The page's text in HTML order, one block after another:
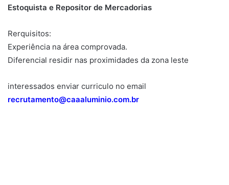
Estoquista e Repositor de Mercadorias
Rerquisitos:
Experiência na área comprovada.
Diferencial residir nas proximidades da zona leste
interessados enviar curriculo no email
recrutamento@caaaluminio.com.br